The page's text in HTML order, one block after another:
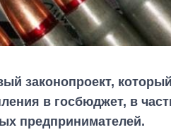
законопроект,
в госбюджет, в
предпринимателей.